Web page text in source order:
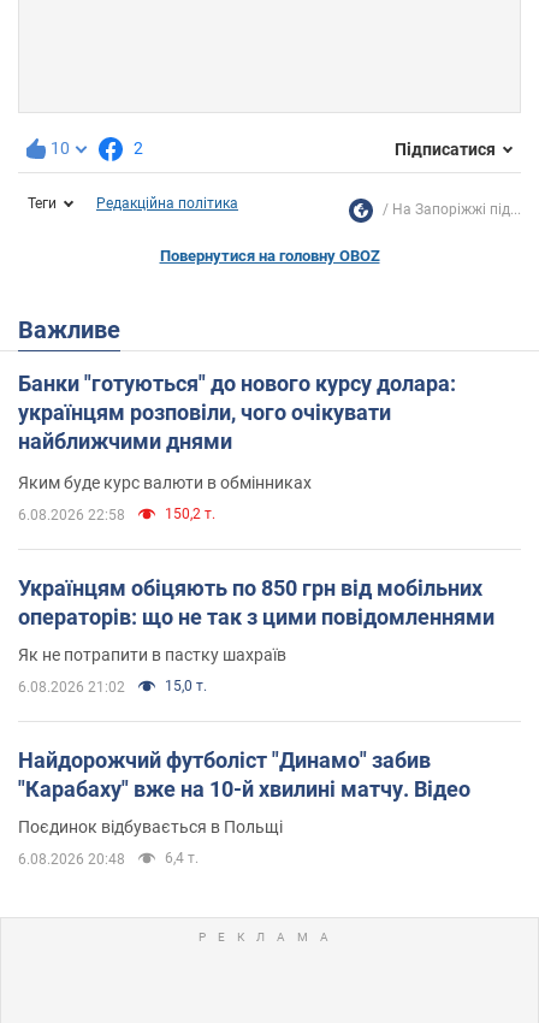
10 2 Підписатися
Теги Редакційна політика На Запоріжжі під...
Повернутися на головну OBOZ
Важливе
Банки "готуються" до нового курсу долара:
українцям розповіли, чого очікувати
найближчими днями
Яким буде курс валюти в обмінниках
6.08.2026 22:58 150,2 т.
Українцям обіцяють по 850 грн від мобільних
операторів: що не так з цими повідомленнями
Як не потрапити в пастку шахраїв
6.08.2026 21:02 15,0 т.
Найдорожчий футболіст "Динамо" забив
"Карабаху" вже на 10-й хвилині матчу. Відео
Поєдинок відбувається в Польщі
6.08.2026 20:48 6,4 т.